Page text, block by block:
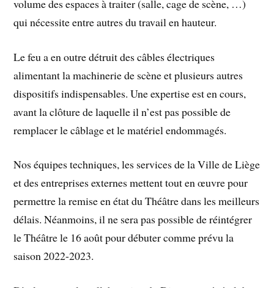
volume des espaces à traiter (salle, cage de scène, …)
qui nécessite entre autres du travail en hauteur.
Le feu a en outre détruit des câbles électriques
alimentant la machinerie de scène et plusieurs autres
dispositifs indispensables. Une expertise est en cours,
avant la clôture de laquelle il n’est pas possible de
remplacer le câblage et le matériel endommagés.
Nos équipes techniques, les services de la Ville de Liège
et des entreprises externes mettent tout en œuvre pour
permettre la remise en état du Théâtre dans les meilleurs
délais. Néanmoins, il ne sera pas possible de réintégrer
le Théâtre le 16 août pour débuter comme prévu la
saison 2022-2023.